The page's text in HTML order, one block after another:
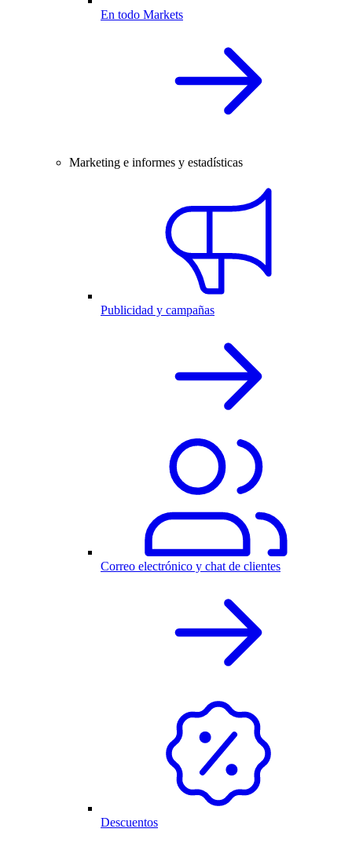
En todo Markets
Marketing e informes y estadísticas
Publicidad y campañas
Correo electrónico y chat de clientes
Descuentos